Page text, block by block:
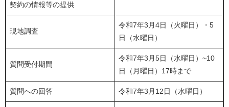
契約の情報等の提供
現地調査
令和7年3月4日（火曜日）・5
日（水曜日）
質問受付期間
令和7年3月5日（水曜日）~10
日（月曜日）17時まで
質問への回答 令和7年3月12日（水曜日）